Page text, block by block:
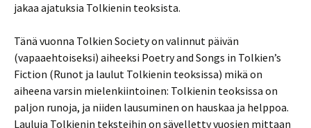
jakaa ajatuksia Tolkienin teoksista.
Tänä vuonna Tolkien Society on valinnut päivän
(vapaaehtoiseksi) aiheeksi Poetry and Songs in Tolkien’s
Fiction (Runot ja laulut Tolkienin teoksissa) mikä on
aiheena varsin mielenkiintoinen: Tolkienin teoksissa on
paljon runoja, ja niiden lausuminen on hauskaa ja helppoa.
Lauluja Tolkienin teksteihin on sävelletty vuosien mittaan